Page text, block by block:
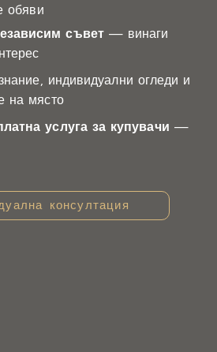
обяви
съвет— винаги
индивидуални огледи и
на място
услуга за купувачи —
консултация